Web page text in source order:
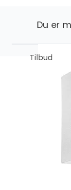
Du er
Tilbud